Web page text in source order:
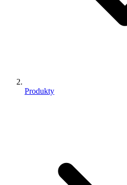
Produkty